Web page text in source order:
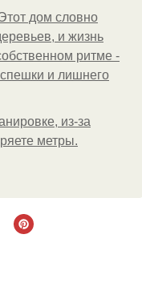
дом словно
и жизнь
ритме -
и лишнего
из-за
метры.